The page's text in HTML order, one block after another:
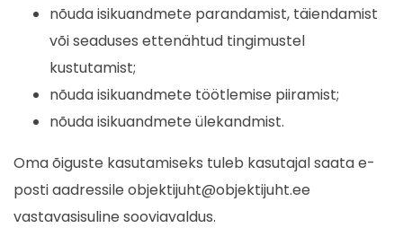
nõuda isikuandmete parandamist, täiendamist
või seaduses ettenähtud tingimustel
kustutamist;
nõuda isikuandmete töötlemise piiramist;
nõuda isikuandmete ülekandmist.
Oma õiguste kasutamiseks tuleb kasutajal saata e-
posti aadressile objektijuht@objektijuht.ee
vastavasisuline sooviavaldus.